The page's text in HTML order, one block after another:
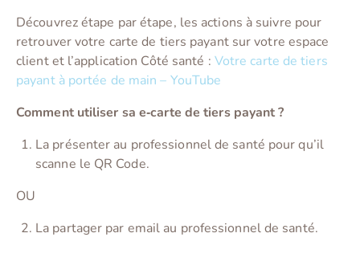
Découvrez étape par étape, les actions à suivre pour
retrouver votre carte de tiers payant sur votre espace
client et l’application Côté santé : Votre carte de tiers
payant à portée de main – YouTube
Comment utiliser sa e‑carte de tiers payant ?
La présenter au professionnel de santé pour qu’il
scanne le QR Code.
OU
La partager par email au professionnel de santé.